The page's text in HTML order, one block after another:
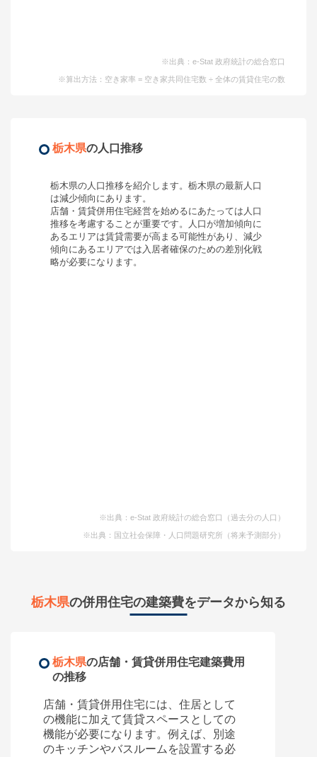
※出典：e-Stat 政府統計の総合窓口
※算出方法：空き家率 = 空き家共同住宅数 ÷ 全体の賃貸住宅の数
栃木県の人口推移
栃木県の人口推移を紹介します。 栃木県の最新人口
は減少傾向 にあります。
店舗・賃貸併用住宅経営を始めるにあたっては人口
推移を考慮することが重要です。人口が増加傾向に
あるエリアは賃貸需要が高まる可能性があり、減少
傾向にあるエリアでは入居者確保のための差別化戦
略が必要になります。
※出典：e-Stat 政府統計の総合窓口（過去分の人口）
※出典：国立社会保障・人口問題研究所（将来予測部分）
栃木県の併用住宅の建築費をデータから知る
栃木県の店舗・賃貸併用住宅建築費用
の推移
店舗・賃貸併用住宅には、住居として
の機能に加えて賃貸スペースとしての
機能が必要になります。例えば、別途
のキッチンやバスルームを設置する必